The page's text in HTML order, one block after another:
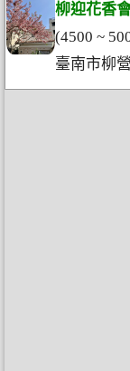
柳迎花香
(4500 ~
臺南市柳